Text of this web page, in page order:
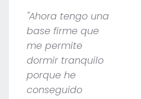
"Ahora tengo una
base firme que
me permite
dormir tranquilo
porque he
conseguido